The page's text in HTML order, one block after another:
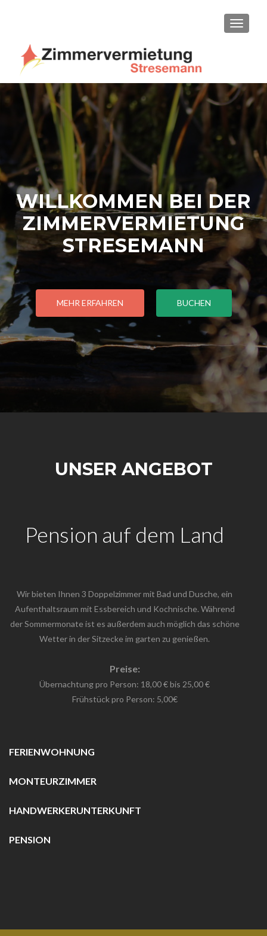
WILLKOMMEN BEI DER
ZIMMERVERMIETUNG
STRESEMANN
MEHR ERFAHREN BUCHEN
UNSER ANGEBOT
Pension auf dem Land
Wir bieten Ihnen 3 Doppelzimmer mit Bad und Dusche, ein
Aufenthaltsraum mit Essbereich und Kochnische. Während
der Sommermonate ist es außerdem auch möglich das schöne
Wetter in der Sitzecke im garten zu genießen.
Preise:
Übernachtung pro Person: 18,00 € bis 25,00 €
Frühstück pro Person: 5,00€
FERIENWOHNUNG
MONTEURZIMMER
HANDWERKERUNTERKUNFT
PENSION